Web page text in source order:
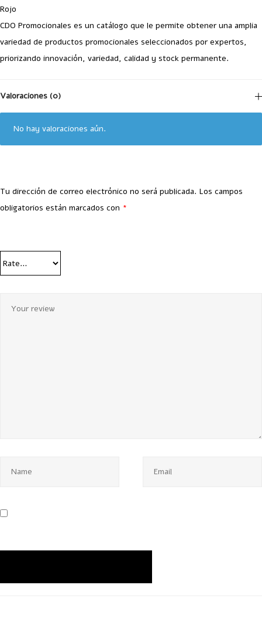
Rojo
CDO Promocionales es un catálogo que le permite obtener una amplia
variedad de productos promocionales seleccionados por expertos,
priorizando innovación, variedad, calidad y stock permanente.
Valoraciones (0)
No hay valoraciones aún.
Tu dirección de correo electrónico no será publicada. Los campos
obligatorios están marcados con *